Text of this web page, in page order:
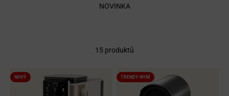
NOVINKA
15 produktů
NOVÝ TRENDY NYNÍ